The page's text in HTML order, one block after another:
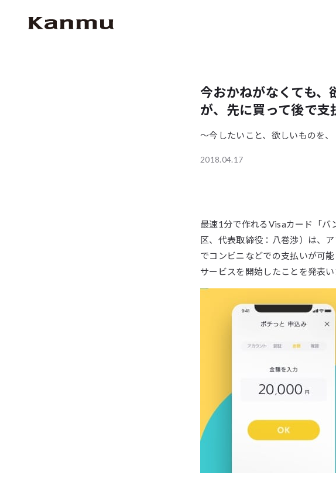
今おかねがなくても、
が、先に買って後で支
〜今したいこと、欲しいものを
2018.04.17
最速1分で作れるVisaカード「バ
区、代表取締役：八巻渉）は、
でコンビニなどでの支払いが可
サービスを開始したことを発表い